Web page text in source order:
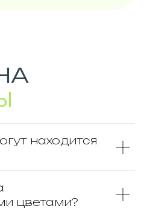
находится
цветами?